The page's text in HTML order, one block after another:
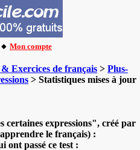
Mon compte
Exercices de français > Plus-
> Statistiques mises à jour
certaines expressions", créé par
le français) :
ont passé ce test :